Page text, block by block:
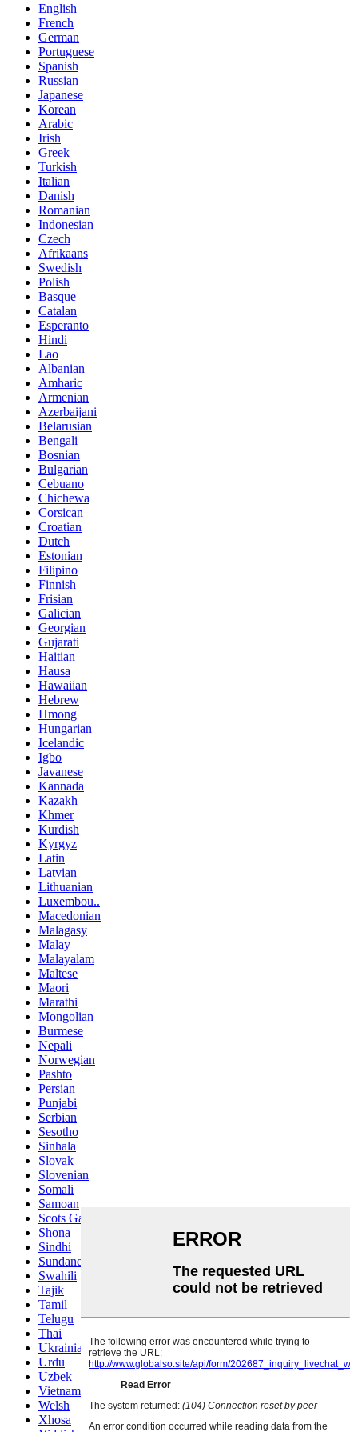
English
French
German
Portuguese
Spanish
Russian
Japanese
Korean
Arabic
Irish
Greek
Turkish
Italian
Danish
Romanian
Indonesian
Czech
Afrikaans
Swedish
Polish
Basque
Catalan
Esperanto
Hindi
Lao
Albanian
Amharic
Armenian
Azerbaijani
Belarusian
Bengali
Bosnian
Bulgarian
Cebuano
Chichewa
Corsican
Croatian
Dutch
Estonian
Filipino
Finnish
Frisian
Galician
Georgian
Gujarati
Haitian
Hausa
Hawaiian
Hebrew
Hmong
Hungarian
Icelandic
Igbo
Javanese
Kannada
Kazakh
Khmer
Kurdish
Kyrgyz
Latin
Latvian
Lithuanian
Luxembou..
Macedonian
Malagasy
Malay
Malayalam
Maltese
Maori
Marathi
Mongolian
Burmese
Nepali
Norwegian
Pashto
Persian
Punjabi
Serbian
Sesotho
Sinhala
Slovak
Slovenian
Somali
Samoan
Scots Gaelic
Shona
Sindhi
Sundanese
Swahili
Tajik
Tamil
Telugu
Thai
Ukrainian
Urdu
Uzbek
Vietnamese
Welsh
Xhosa